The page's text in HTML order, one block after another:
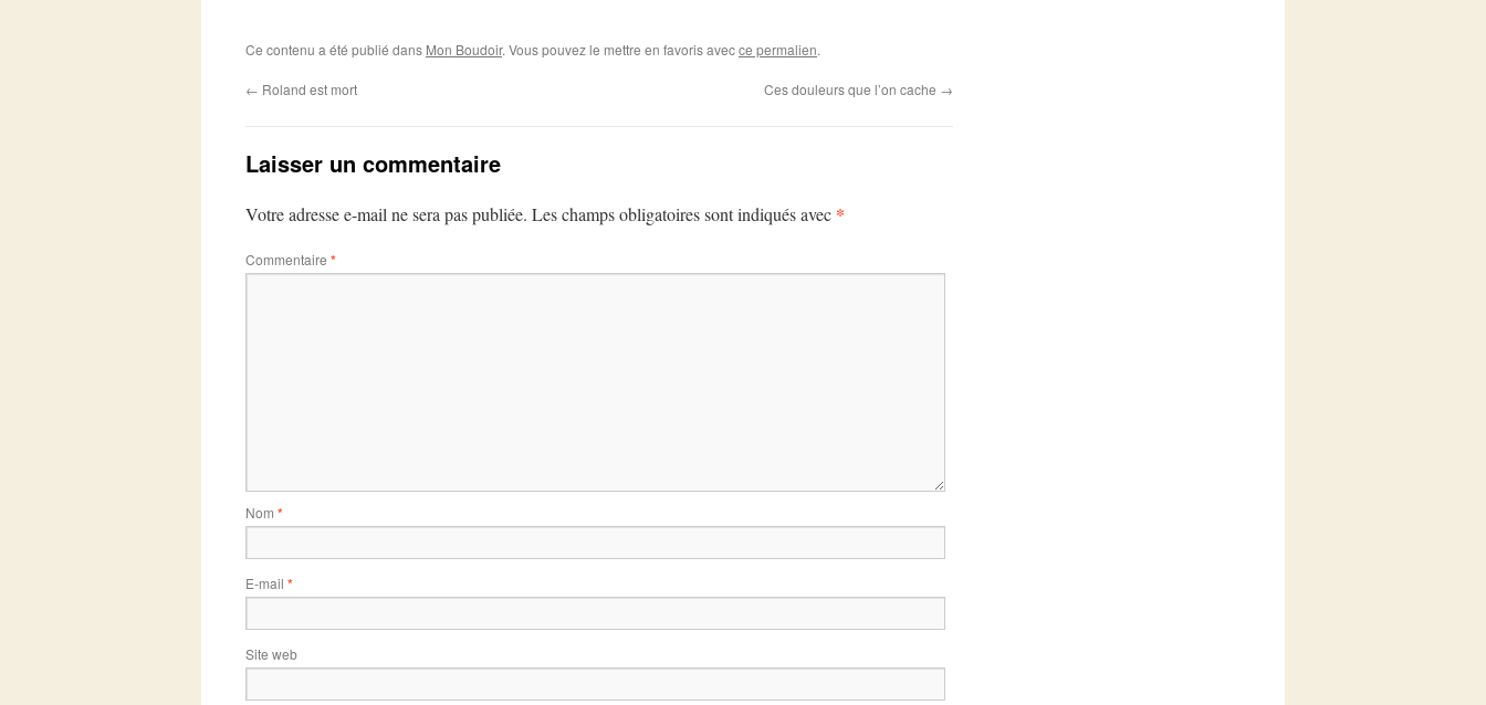
Ce contenu a été publié dans Mon Boudoir. Vous pouvez le mettre en favoris avecce permalien.
← Roland est mort Ces douleurs que l’on cache →
Laisser un commentaire
Votre adresse e-mail ne sera pas publiée. Les champs obligatoires sont indiqués avec *
Commentaire *
Nom *
E-mail *
Site web